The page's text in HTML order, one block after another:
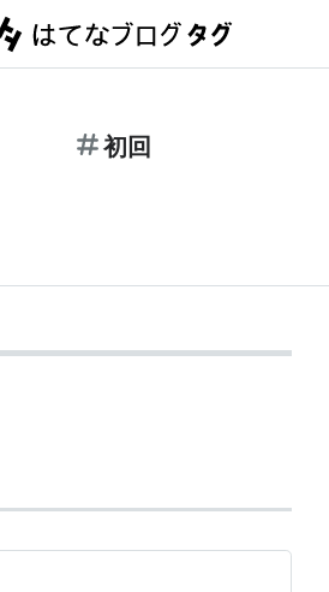
初回